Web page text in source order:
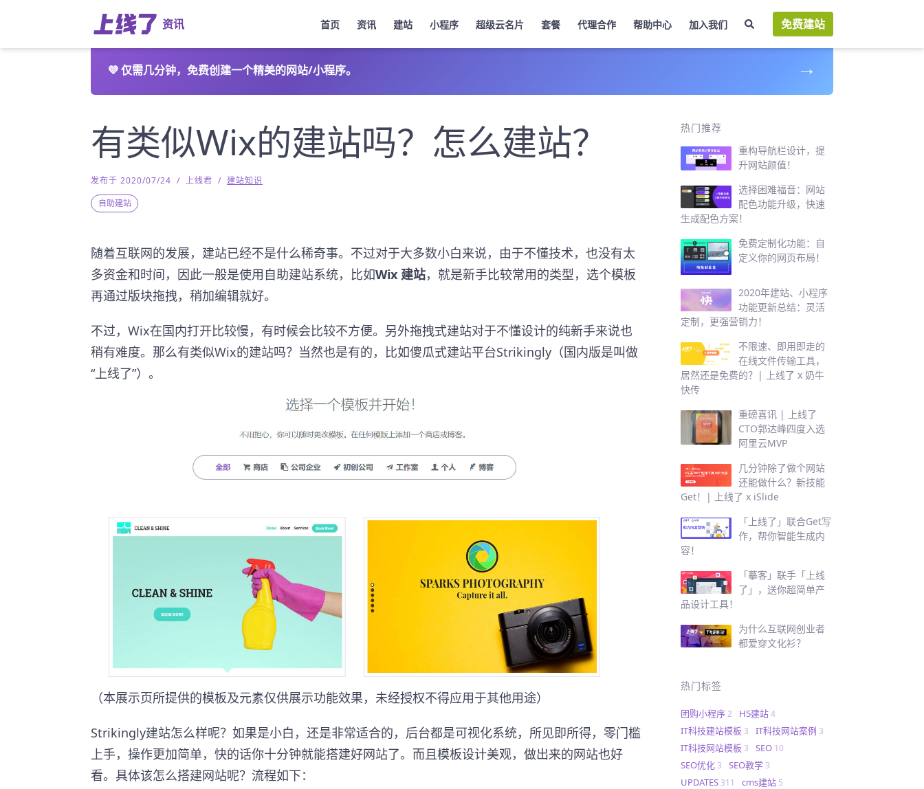
资讯 首页 资讯 建站 小程序 超级云名片 套餐 代理合作 帮助中心 加入我们 免费建站
💜仅需几分钟，免费创建一个精美的网站/小程序。 →
有类似Wix的建站吗？怎么建站？
发布于 2020/07/24 / 上线君 / 建站知识
自助建站
随着互联网的发展，建站已经不是什么稀奇事。不过对于大多数小白来说，由于不懂技术，也没有太
多资金和时间，因此一般是使用自助建站系统，比如Wix 建站，就是新手比较常用的类型，选个模板
再通过版块拖拽，稍加编辑就好。
不过，Wix在国内打开比较慢，有时候会比较不方便。另外拖拽式建站对于不懂设计的纯新手来说也
稍有难度。那么有类似Wix的建站吗？当然也是有的，比如傻瓜式建站平台Strikingly（国内版是叫做
“上线了”）。
（本展示页所提供的模板及元素仅供展示功能效果，未经授权不得应用于其他用途）
Strikingly建站怎么样呢？如果是小白，还是非常适合的，后台都是可视化系统，所见即所得，零门槛
上手，操作更加简单，快的话你十分钟就能搭建好网站了。而且模板设计美观，做出来的网站也好
看。具体该怎么搭建网站呢？流程如下：
热门推荐
重构导航栏设计，提
升网站颜值！
选择困难福音：网站
配色功能升级，快速
生成配色方案！
免费定制化功能：自
定义你的网页布局！
2020年建站、小程序
功能更新总结：灵活
定制，更强营销力！
不限速、即用即走的
在线文件传输工具，
居然还是免费的？| 上线了 x 奶牛
快传
重磅喜讯 | 上线了
CTO郭达峰四度入选
阿里云MVP
几分钟除了做个网站
还能做什么？新技能
Get！| 上线了 x iSlide
「上线了」联合Get写
作，帮你智能生成内
容！
「摹客」联手「上线
了」，送你超简单产
品设计工具！
为什么互联网创业者
都爱穿文化衫？
热门标签
团购小程序 2 H5建站 4
IT科技建站模板 3 IT科技网站案例 3
IT科技网站模板 3 SEO 10
SEO优化 3 SEO教学 3
UPDATES 311 cms建站 5